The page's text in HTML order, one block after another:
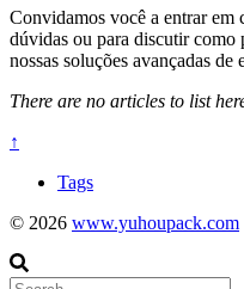
Convidamos você a entrar em
dúvidas ou para discutir como
nossas soluções avançadas de
There are no articles to list
↑
Tags
© 2026 www.yuhoupack.com